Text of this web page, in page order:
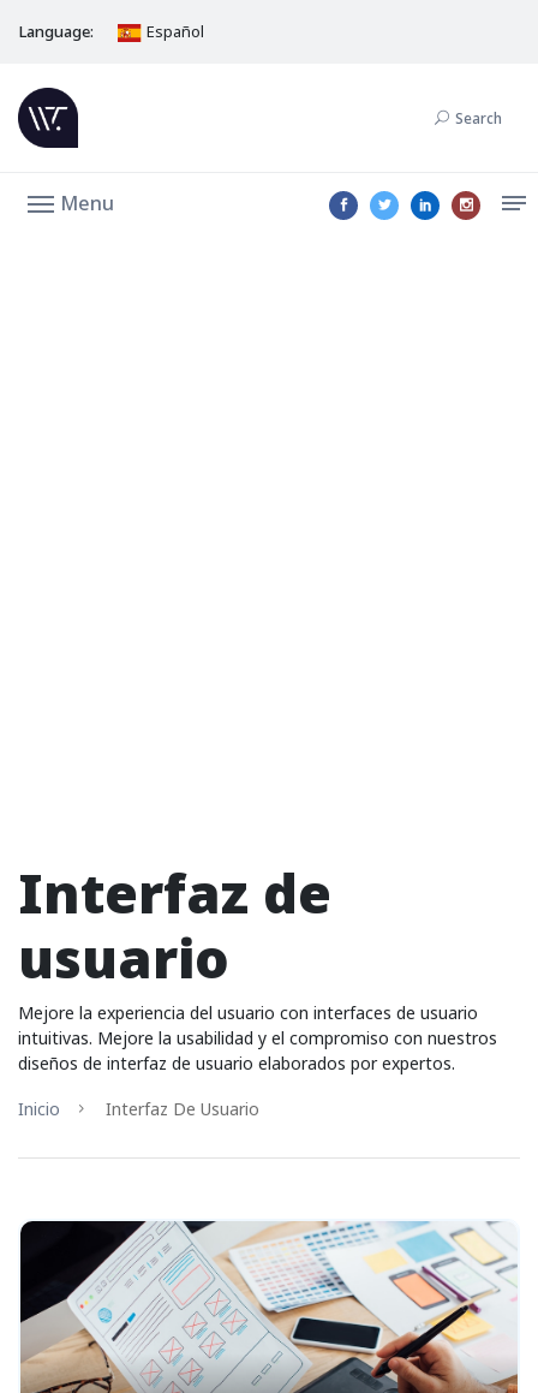
Language: Español
Search
Menu
Interfaz de
usuario
Mejore la experiencia del usuario con interfaces de usuario
intuitivas. Mejore la usabilidad y el compromiso con nuestros
diseños de interfaz de usuario elaborados por expertos.
Inicio
Interfaz De Usuario